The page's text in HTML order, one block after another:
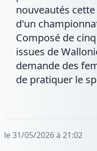
nouveautés
d'un
Composé de
issues de
demande des
de pratiquer le
le 31/05/2026 à 21:02